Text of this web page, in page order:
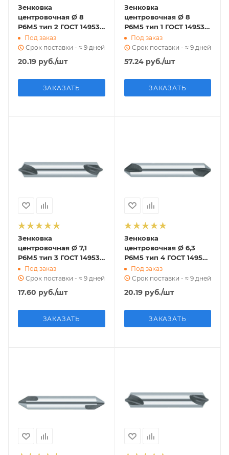
Зенковка
центровочная Ø 8
Р6М5 тип 2 ГОСТ 14953-
80Под заказ
Срок поставки - ≈ 9 дней
20.19 руб./шт
ЗАКАЗАТЬ
Зенковка
центровочная Ø 8
Р6М5 тип 1 ГОСТ 14953-
80Под заказ
Срок поставки - ≈ 9 дней
57.24руб./шт
ЗАКАЗАТЬ
Зенковка
центровочная Ø 7,1
Р6М5 тип 3 ГОСТ 14953-
80Под заказ
Срок поставки - ≈ 9 дней
17.60 руб./шт
ЗАКАЗАТЬ
Зенковка
центровочная Ø 6,3
Р6М5 тип 4 ГОСТ 14953-
80Под заказ
Срок поставки - ≈ 9 дней
20.19руб./шт
ЗАКАЗАТЬ